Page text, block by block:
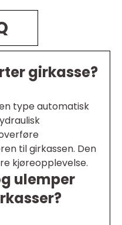
girkasse?
type automatisk
til girkassen. Den
kjøreopplevelse.
ulemper